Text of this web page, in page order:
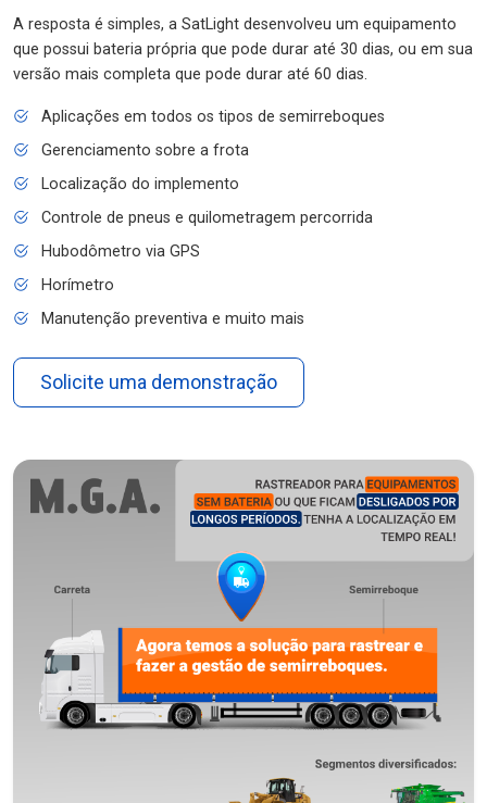
A resposta é simples, a SatLight desenvolveu um equipamento
que possui bateria própria que pode durar até 30 dias, ou em sua
versão mais completa que pode durar até 60 dias.
Aplicações em todos os tipos de semirreboques
Gerenciamento sobre a frota
Localização do implemento
Controle de pneus e quilometragem percorrida
Hubodômetro via GPS
Horímetro
Manutenção preventiva e muito mais
Solicite uma demonstração